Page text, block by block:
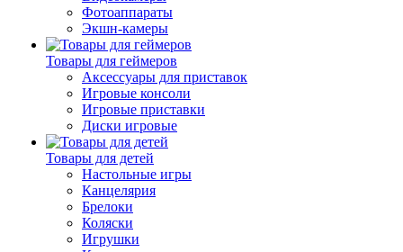
Фотоаппараты
Экшн-камеры
Товары для геймеров
Аксессуары для приставок
Игровые консоли
Игровые приставки
Диски игровые
Товары для детей
Настольные игры
Канцелярия
Брелоки
Коляски
Игрушки